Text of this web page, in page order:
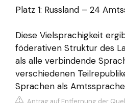
Platz 1: Russland – 24
Diese Vielsprachigkeit
föderativen Struktur des
als alle verbindende
verschiedenen
Sprachen als